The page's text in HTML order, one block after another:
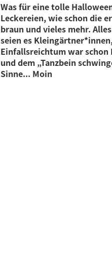
Was für eine tolle
Leckereien, wie schon die
braun und vieles mehr.
seien es
Einfallsreichtum war schon
und dem „Tanzbein
Sinne... Moin